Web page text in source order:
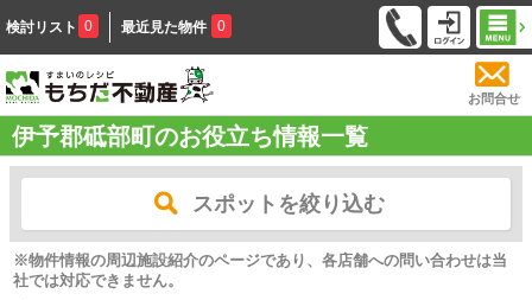
検討リスト 0 最近見た物件 0
お問合せ
伊予郡砥部町のお役立ち情報一覧
スポットを絞り込む
※物件情報の周辺施設紹介のページであり、各店舗への問い合わせは当
社では対応できません。